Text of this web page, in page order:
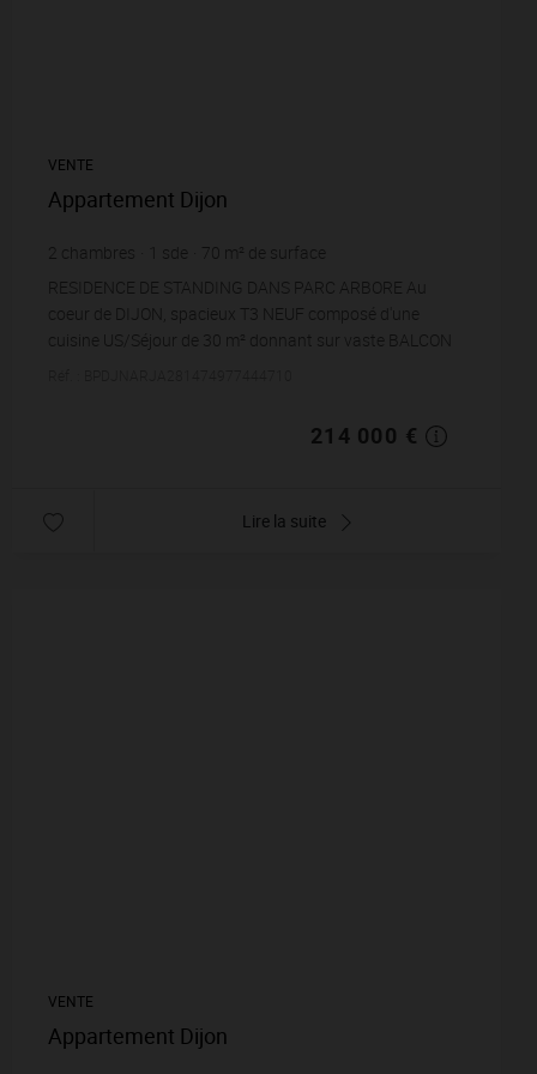
VENTE
Appartement Dijon
2 chambres sde 70 m² de surface
3 057,14 €prix / m²
RESIDENCE DE STANDING DANS PARC ARBORE Au
coeur de DIJON, spacieux T3 NEUF composé d'une
cuisine US/Séjour de 30 m² donnant sur vaste BALCON
214 000 €
Lire la suite
VENTE
Appartement Dijon